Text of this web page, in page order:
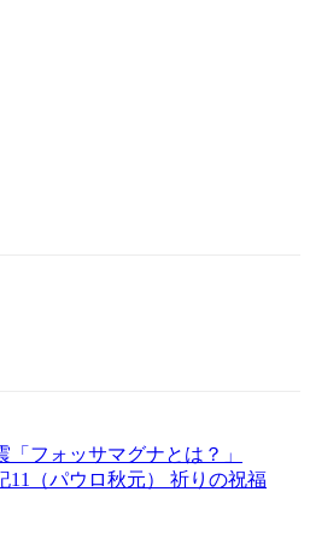
「フォッサマグナとは？」
11（パウロ秋元） 祈りの祝福